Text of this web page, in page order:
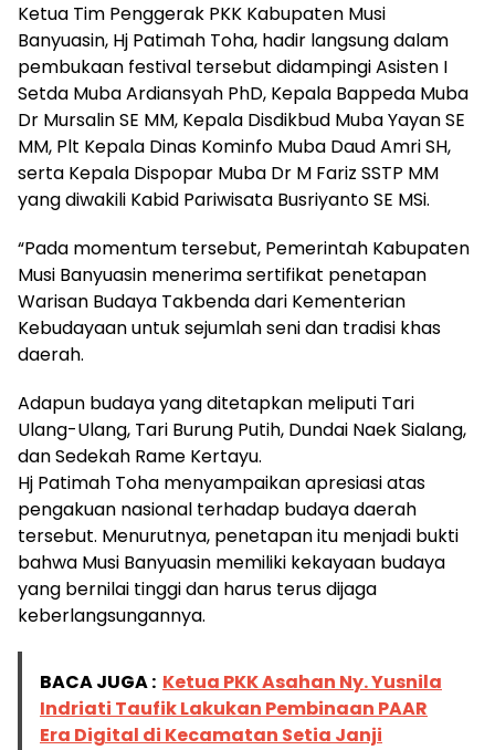
Ketua Tim Penggerak PKK Kabupaten Musi
Banyuasin, Hj Patimah Toha, hadir langsung dalam
pembukaan festival tersebut didampingi Asisten I
Setda Muba Ardiansyah PhD, Kepala Bappeda Muba
Dr Mursalin SE MM, Kepala Disdikbud Muba Yayan SE
MM, Plt Kepala Dinas Kominfo Muba Daud Amri SH,
serta Kepala Dispopar Muba Dr M Fariz SSTP MM
yang diwakili Kabid Pariwisata Busriyanto SE MSi.
“Pada momentum tersebut, Pemerintah Kabupaten
Musi Banyuasin menerima sertifikat penetapan
Warisan Budaya Takbenda dari Kementerian
Kebudayaan untuk sejumlah seni dan tradisi khas
daerah.
Adapun budaya yang ditetapkan meliputi Tari
Ulang-Ulang, Tari Burung Putih, Dundai Naek Sialang,
dan Sedekah Rame Kertayu.
Hj Patimah Toha menyampaikan apresiasi atas
pengakuan nasional terhadap budaya daerah
tersebut. Menurutnya, penetapan itu menjadi bukti
bahwa Musi Banyuasin memiliki kekayaan budaya
yang bernilai tinggi dan harus terus dijaga
keberlangsungannya.
BACA JUGA : Ketua PKK Asahan Ny. Yusnila
Indriati Taufik Lakukan Pembinaan PAAR
Era Digital di Kecamatan Setia Janji